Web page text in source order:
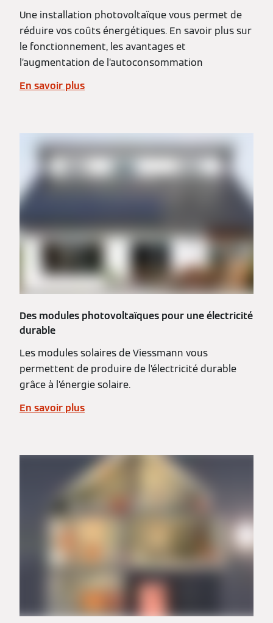
Une installation photovoltaïque vous permet de
réduire vos coûts énergétiques. En savoir plus sur
le fonctionnement, les avantages et
l’augmentation de l’autoconsommation
En savoir plus
Des modules photovoltaïques pour une électricité
durable
Les modules solaires de Viessmann vous
permettent de produire de l’électricité durable
grâce à l’énergie solaire.
En savoir plus